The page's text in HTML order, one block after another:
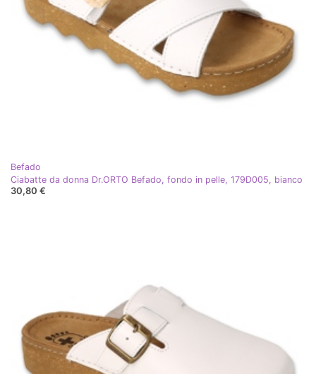
Befado
Ciabatte da donna Dr.ORTO Befado, fondo in pelle, 179D005, bianco
30,80 €